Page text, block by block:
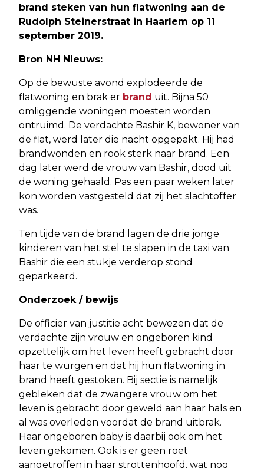
brand steken van hun flatwoning aan de
Rudolph Steinerstraat in Haarlem op 11
september 2019.
Bron NH Nieuws:
Op de bewuste avond explodeerde de
flatwoning en brak er brand uit. Bijna 50
omliggende woningen moesten worden
ontruimd. De verdachte Bashir K, bewoner van
de flat, werd later die nacht opgepakt. Hij had
brandwonden en rook sterk naar brand. Een
dag later werd de vrouw van Bashir, dood uit
de woning gehaald. Pas een paar weken later
kon worden vastgesteld dat zij het slachtoffer
was.
Ten tijde van de brand lagen de drie jonge
kinderen van het stel te slapen in de taxi van
Bashir die een stukje verderop stond
geparkeerd.
Onderzoek / bewijs
De officier van justitie acht bewezen dat de
verdachte zijn vrouw en ongeboren kind
opzettelijk om het leven heeft gebracht door
haar te wurgen en dat hij hun flatwoning in
brand heeft gestoken. Bij sectie is namelijk
gebleken dat de zwangere vrouw om het
leven is gebracht door geweld aan haar hals en
al was overleden voordat de brand uitbrak.
Haar ongeboren baby is daarbij ook om het
leven gekomen. Ook is er geen roet
aangetroffen in haar strottenhoofd, wat nog